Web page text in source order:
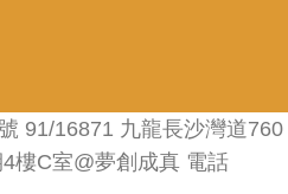
91/16871 九龍長沙灣道760
樓C室@夢創成真 電話